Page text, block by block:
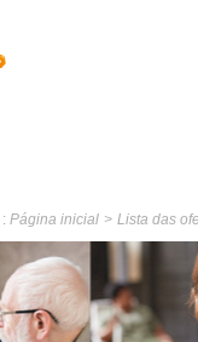
Página inicial Lista das